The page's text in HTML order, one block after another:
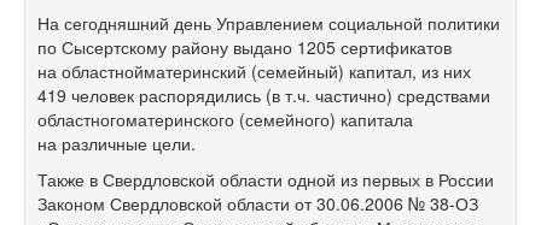
На сегодняшний день Управлением социальной политики
по Сысертскому району выдано 1205 сертификатов
на областнойматеринский (семейный) капитал, из них
419 человек распорядились (в т.ч. частично) средствами
областногоматеринского (семейного) капитала
на различные цели.
Также в Свердловской области одной из первых в России
Законом Свердловской области от 30.06.2006 № 38-ОЗ